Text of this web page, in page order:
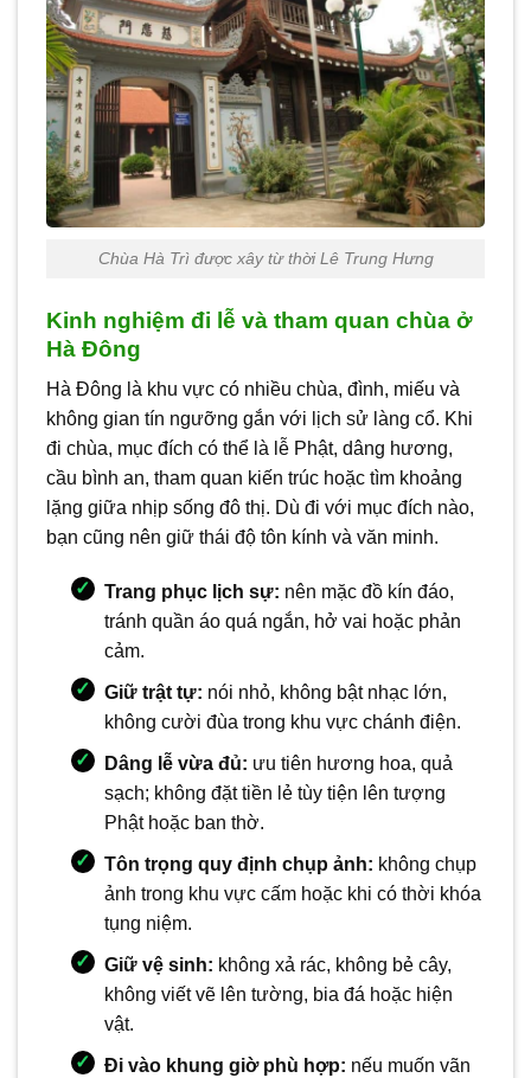
Chùa Hà Trì được xây từ thời Lê Trung Hưng
Kinh nghiệm đi lễ và tham quan chùa ở
Hà Đông
Hà Đông là khu vực có nhiều chùa, đình, miếu và
không gian tín ngưỡng gắn với lịch sử làng cổ. Khi
đi chùa, mục đích có thể là lễ Phật, dâng hương,
cầu bình an, tham quan kiến trúc hoặc tìm khoảng
lặng giữa nhịp sống đô thị. Dù đi với mục đích nào,
bạn cũng nên giữ thái độ tôn kính và văn minh.
Trang phục lịch sự: nên mặc đồ kín đáo,
tránh quần áo quá ngắn, hở vai hoặc phản
cảm.
Giữ trật tự: nói nhỏ, không bật nhạc lớn,
không cười đùa trong khu vực chánh điện.
Dâng lễ vừa đủ: ưu tiên hương hoa, quả
sạch; không đặt tiền lẻ tùy tiện lên tượng
Phật hoặc ban thờ.
Tôn trọng quy định chụp ảnh: không chụp
ảnh trong khu vực cấm hoặc khi có thời khóa
tụng niệm.
Giữ vệ sinh: không xả rác, không bẻ cây,
không viết vẽ lên tường, bia đá hoặc hiện
vật.
Đi vào khung giờ phù hợp: nếu muốn vãn